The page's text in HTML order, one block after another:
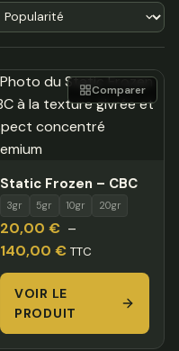
Static Frozen – CBC
3gr 5gr 10gr 20gr
20,00 € –
140,00 €Plage
de
prix :
20,00 €
à
TTC
VOIR LE
PRODUIT
Comparer